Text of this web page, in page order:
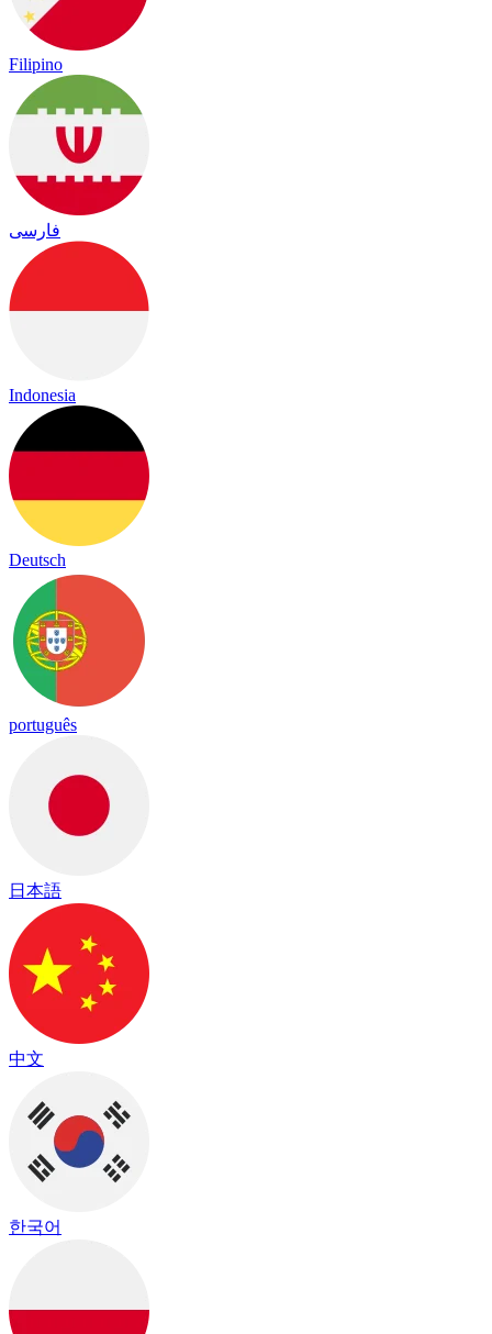
Filipino
فارسی
Indonesia
Deutsch
português
日本語
中文
한국어